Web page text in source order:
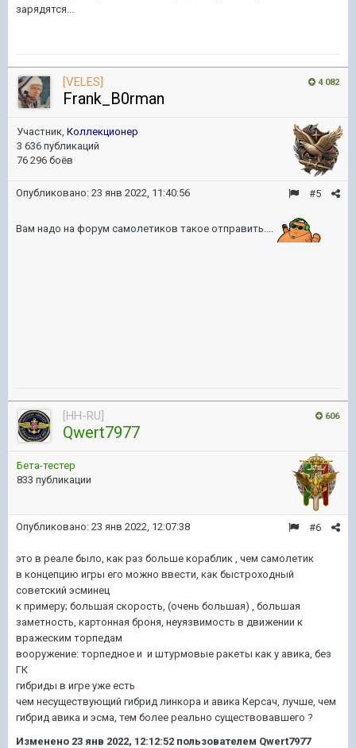
зарядятся...
4 082
[VELES]
Frank_B0rman
Участник, Коллекционер
3 636 публикаций
76 296 боёв
#5
Опубликовано: 23 янв 2022, 11:40:56
Вам надо на форум самолетиков такое отправить....
606
[HH-RU]
Qwert7977
Бета-тестер
833 публикации
#6
Опубликовано: 23 янв 2022, 12:07:38
это в реале было, как раз больше кораблик , чем самолетик
в концепцию игры его можно ввести, как быстроходный
советский эсминец
к примеру; большая скорость, (очень большая) , большая
заметность, картонная броня, неуязвимость в движении к
вражеским торпедам
вооружение: торпедное и и штурмовые ракеты как у авика, без
ГК
гибриды в игре уже есть
чем несуществующий гибрид линкора и авика Керсач, лучше, чем
гибрид авика и эсма, тем более реально существовавшего ?
Изменено 23 янв 2022, 12:12:52 пользователем Qwert7977